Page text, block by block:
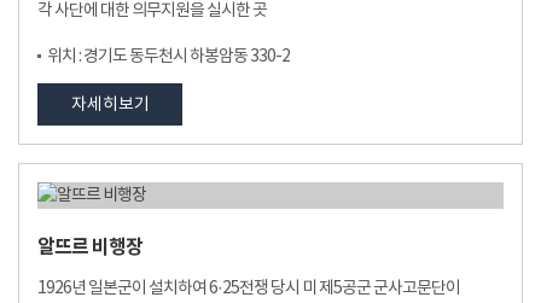
각 사단에 대한 의무지원을 실시한 곳
위치 : 경기도 동두천시 하봉암동 330-2
자세히보기
알뜨르 비행장
1926년 일본군이 설치하여 6·25전쟁 당시 미 제5공군 군사고문단이